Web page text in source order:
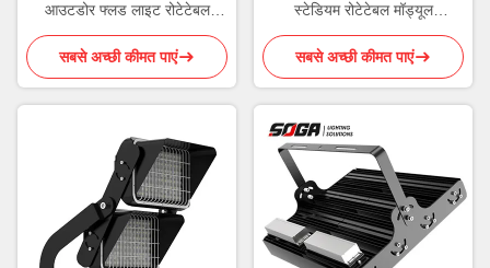
आउटडोर फ्लड लाइट रोटेटेबल
मॉड्यूल वायरलेस कंट्रोल
सबसे अच्छी कीमत पाएं
स्टेडियम रोटेटेबल मॉड्यूल
एल्युमिनियम हाउसिंग ROHS
सबसे अच्छी कीमत पाएं